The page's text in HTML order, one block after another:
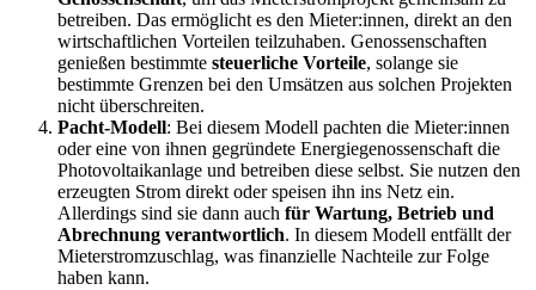
betreiben. Das ermöglicht es den Mieter:innen, direkt an den
wirtschaftlichen Vorteilen teilzuhaben. Genossenschaften
genießen bestimmte steuerliche Vorteile, solange sie
bestimmte Grenzen bei den Umsätzen aus solchen Projekten
nicht überschreiten.
Pacht-Modell: Bei diesem Modell pachten die Mieter:innen
oder eine von ihnen gegründete Energiegenossenschaft die
Photovoltaikanlage und betreiben diese selbst. Sie nutzen den
erzeugten Strom direkt oder speisen ihn ins Netz ein.
Allerdings sind sie dann auch für Wartung, Betrieb und
Abrechnung verantwortlich. In diesem Modell entfällt der
Mieterstromzuschlag, was finanzielle Nachteile zur Folge
haben kann.